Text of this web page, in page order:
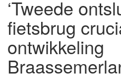
‘Tweede
fietsbrug
ontwikkeling